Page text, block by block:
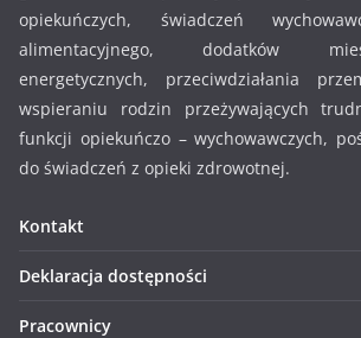
opiekuńczych, świadczeń
alimentacyjnego, dodatków
energetycznych, przeciwdziałania
wspieraniu rodzin przeżywających
funkcji opiekuńczo – wychowawczych,
do świadczeń z opieki zdrowotnej.
Kontakt
Deklaracja dostępności
Pracownicy